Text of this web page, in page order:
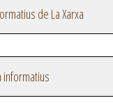
de La Xarxa